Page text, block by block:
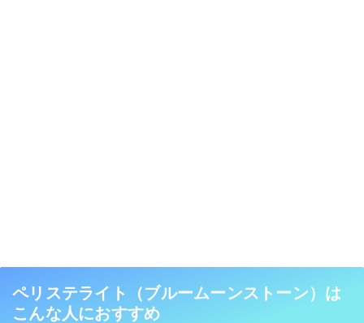
ペリステライト（ブルームーンストーン）は
こんな人におすすめ